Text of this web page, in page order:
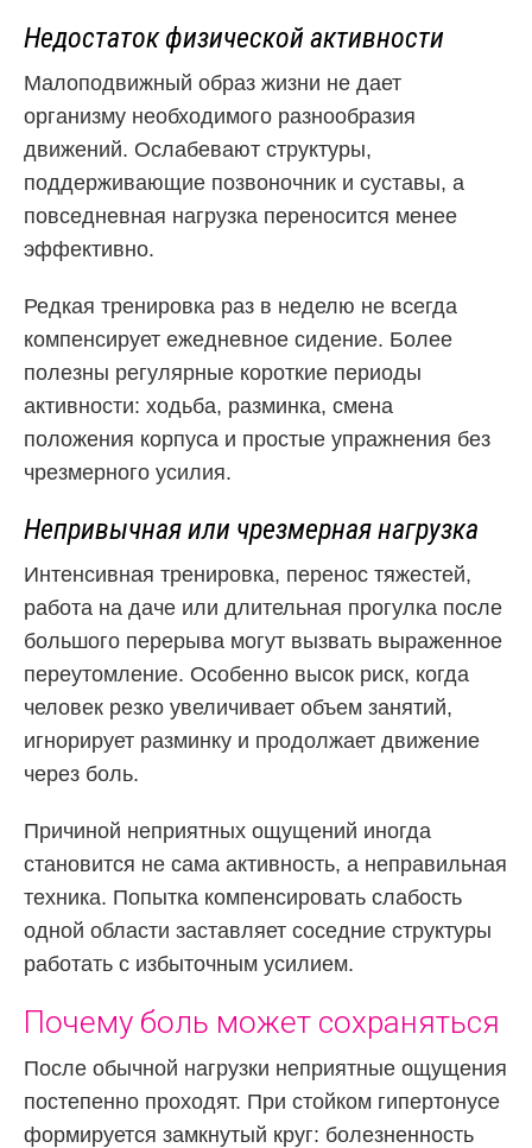
Недостаток физической активности
Малоподвижный образ жизни не дает
организму необходимого разнообразия
движений. Ослабевают структуры,
поддерживающие позвоночник и суставы, а
повседневная нагрузка переносится менее
эффективно.
Редкая тренировка раз в неделю не всегда
компенсирует ежедневное сидение. Более
полезны регулярные короткие периоды
активности: ходьба, разминка, смена
положения корпуса и простые упражнения без
чрезмерного усилия.
Непривычная или чрезмерная нагрузка
Интенсивная тренировка, перенос тяжестей,
работа на даче или длительная прогулка после
большого перерыва могут вызвать выраженное
переутомление. Особенно высок риск, когда
человек резко увеличивает объем занятий,
игнорирует разминку и продолжает движение
через боль.
Причиной неприятных ощущений иногда
становится не сама активность, а неправильная
техника. Попытка компенсировать слабость
одной области заставляет соседние структуры
работать с избыточным усилием.
Почему боль может сохраняться
После обычной нагрузки неприятные ощущения
постепенно проходят. При стойком гипертонусе
формируется замкнутый круг: болезненность